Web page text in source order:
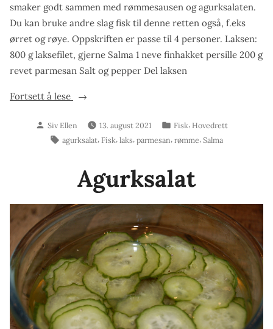
smaker godt sammen med rømmesausen og agurksalaten.
Du kan bruke andre slag fisk til denne retten også, f.eks
ørret og røye. Oppskriften er passe til 4 personer. Laksen:
800 g laksefilet, gjerne Salma 1 neve finhakket persille 200 g
revet parmesan Salt og pepper Del laksen
Fortsett å lese
«Parmesanlaks
agurksalat
og
rømmesaus»
Skrevet
av
Siv Ellen 13. august 2021
Publisert
Fisk, Hovedrett
Stikkord:
agurksalat, Fisk, laks, parmesan, rømme, Salma
Agurksalat